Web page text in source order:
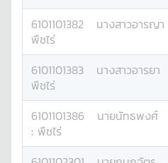
6101101382 นางสาวอารญา
พืชไร่
6101101383 นางสาวอารยา
พืชไร่
6101101386 นายนัทธพงศ์
: พืชไร่